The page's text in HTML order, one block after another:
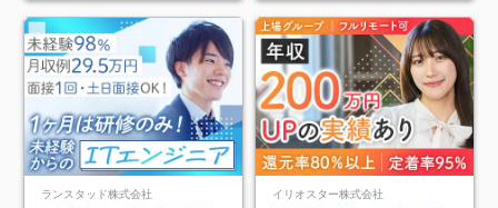
ランスタッド株式会社 イリオスター株式会社